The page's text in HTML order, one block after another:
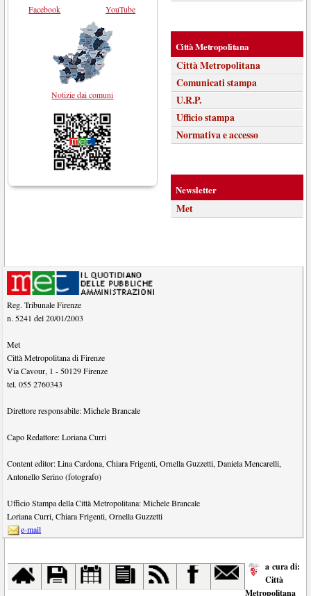
Facebook YouTube
Notizie dai comuni
Città Metropolitana
Città Metropolitana
Comunicati stampa
U.R.P.
Ufficio stampa
Normativa e accesso
Newsletter
Met
Reg. Tribunale Firenze
n. 5241 del 20/01/2003
Met
Città Metropolitana di Firenze
Via Cavour, 1 - 50129 Firenze
tel.055 2760343
Direttore responsabile:Michele Brancale
Capo Redattore:Loriana Curri
Content editor:Lina Cardona,Chiara Frigenti,Ornella Guzzetti,Daniela Mencarelli,
Antonello Serino (fotografo)
Ufficio Stampa della Città Metropolitana:Michele Brancale
Loriana Curri,Chiara Frigenti,Ornella Guzzetti
e-mail
a cura di:
Città
Metropolitana